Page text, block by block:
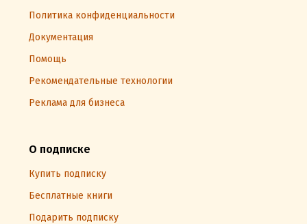
Политика конфиденциальности
Документация
Помощь
Рекомендательные технологии
Реклама для бизнеса
О подписке
Купить подписку
Бесплатные книги
Подарить подписку